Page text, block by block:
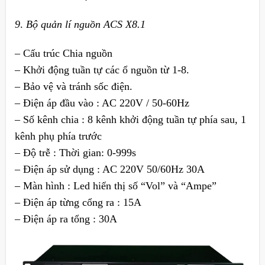
9. Bộ quản lí nguồn ACS X8.1
– Cấu trúc Chia nguồn
– Khởi động tuần tự các ổ nguồn từ 1-8.
– Bảo vệ và tránh sốc điện.
– Điện áp đầu vào : AC 220V / 50-60Hz
– Số kênh chia : 8 kênh khởi động tuần tự phía sau, 1
kênh phụ phía trước
– Độ trễ : Thời gian: 0-999s
– Điện áp sử dụng : AC 220V 50/60Hz 30A
– Màn hình : Led hiển thị số “Vol” và “Ampe”
– Điện áp từng cổng ra : 15A
– Điện áp ra tổng : 30A